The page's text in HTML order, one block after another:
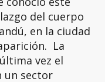
del cuerpo
en la ciudad
La
vez el
un sector